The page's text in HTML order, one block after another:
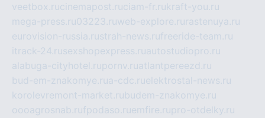
veetbox.rucinemapost.ruciam-fr.rukraft-you.ru
mega-press.ru03223.ruweb-explore.ru rastenuya.ru
eurovision-russia.rustrah-news.rufreeride-team.ru
itrack-24.rusexshopexpress.ruautostudiopro.ru
alabuga-cityhotel.rupornv.ruatlantpereezd.ru
bud-em-znakomye.rua-cdc.ruelektrostal-news.ru
korolevremont-market.rubudem-znakomye.ru
oooagrosnab.rufpodaso.ruemfire.rupro-otdelky.ru